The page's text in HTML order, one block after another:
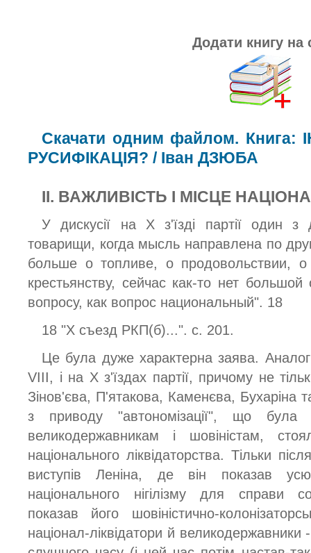
Додати книгу на
Скачати одним файлом. Книга:
РУСИФІКАЦІЯ? / Іван ДЗЮБА
II. ВАЖЛИВІСТЬ І MICЦE
У дискусії на X з'їзді партії один з
товарищи, когда мысль направлена по
больше о топливе, о продовольствии,
крестьянству, сейчас как-то нет
вопросу, как вопрос национальный". 18
18 "X съезд РКП(б)...". с. 201.
Це була дуже характерна заява.
VIII, і на X з'їздах партії, причому не
Зінов'єва, П'ятакова, Каменєва, Бухаріна
з приводу "автономізації", що була
великодержавникам і шовіністам,
національного ліквідаторства. Тільки
виступів Леніна, де він показав усю
національного нігілізму для справи
показав його шовіністично-
націонал-ліквідатори й